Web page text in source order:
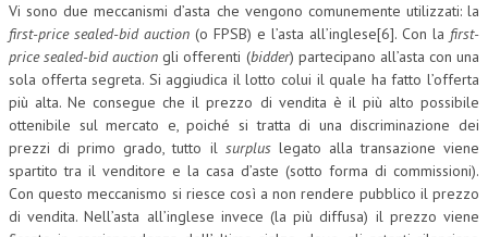
DOCUMENTI
MANUALI E MONOGRAFIE
TESI DI LAUREA
MATERIALE DIDATTICO
Vi sono due meccanismi d’asta che vengono comunemente utilizzati: la
first-price sealed-bid auction (o FPSB) e l’asta all’inglese[6]. Con la first-
price sealed-bid auction gli offerenti (bidder) partecipano all’asta con una
sola offerta segreta. Si aggiudica il lotto colui il quale ha fatto l’offerta
più alta. Ne consegue che il prezzo di vendita è il più alto possibile
ottenibile sul mercato e, poiché si tratta di una discriminazione dei
prezzi di primo grado, tutto il surpluslegato alla transazione viene
spartito tra il venditore e la casa d’aste (sotto forma di commissioni).
Con questo meccanismo si riesce così a non rendere pubblico il prezzo
di vendita. Nell’asta all’inglese invece (la più diffusa) il prezzo viene